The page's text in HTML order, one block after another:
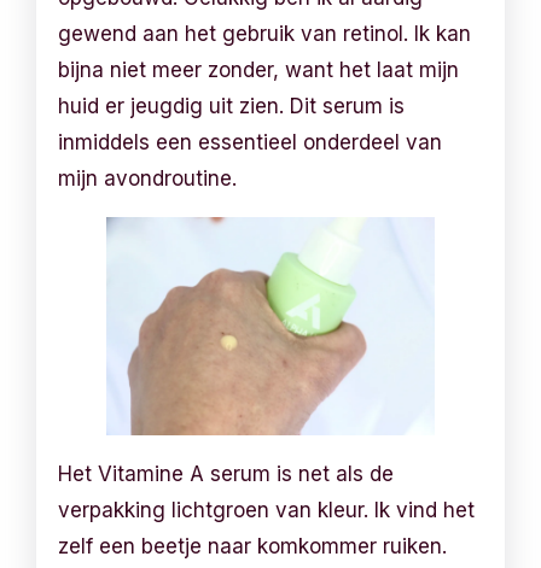
gewend aan het gebruik van retinol. Ik kan
bijna niet meer zonder, want het laat mijn
huid er jeugdig uit zien. Dit serum is
inmiddels een essentieel onderdeel van
mijn avondroutine.
Het Vitamine A serum is net als de
verpakking lichtgroen van kleur. Ik vind het
zelf een beetje naar komkommer ruiken.